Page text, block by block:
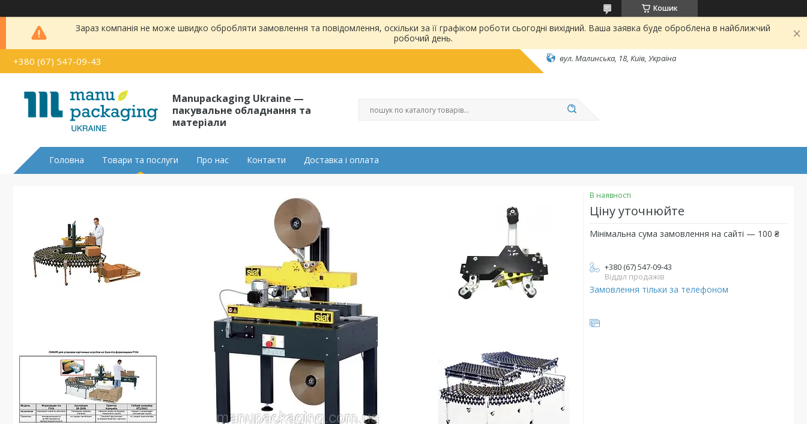
Кошик
Зараз компанія не може швидко обробляти замовлення та повідомлення, оскільки за її графіком роботи сьогодні вихідний. Ваша заявка буде оброблена в найближчий
робочий день.
+380 (67) 547-09-43 вул. Малинська, 18, Київ, Україна
Manupackaging Ukraine —
пакувальне обладнання та
матеріали
Головна Товари та послуги Про нас Контакти Доставка і оплата
В наявності
Ціну уточнюйте
Мінімальна сума замовлення на сайті — 100 ₴
+380 (67) 547-09-43
Відділ продажів
Замовлення тільки за телефоном